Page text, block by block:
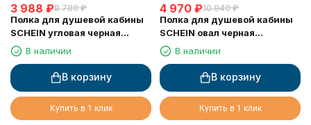
3 988 ₽8 780 ₽
Полка для душевой кабины
SCHEIN угловая черная
(9326MB)
В наличии
В корзину
Купить в 1 клик
4 970 ₽10 940 ₽
Полка для душевой кабины
SCHEIN овал черная
(9312MB)
В наличии
В корзину
Купить в 1 клик